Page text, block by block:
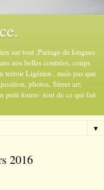
sur tout .Partage de longues
nos belles contrées, coups
terroir Ligérien , mais pas que
photos, Street art;
petit fourre- tout de ce qui fait
▼
2016